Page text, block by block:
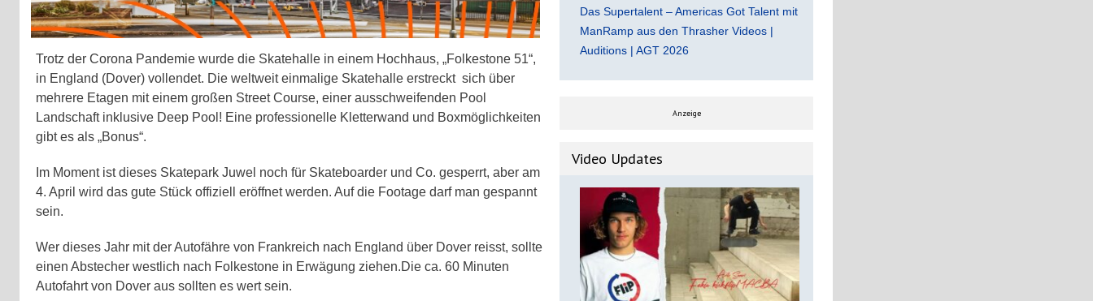
Trotz der Corona Pandemie wurde die Skatehalle in einem Hochhaus, „Folkestone 51“,
in England (Dover) vollendet. Die weltweit einmalige Skatehalle erstreckt sich über
mehrere Etagen mit einem großen Street Course, einer ausschweifenden Pool
Landschaft inklusive Deep Pool! Eine professionelle Kletterwand und Boxmöglichkeiten
gibt es als „Bonus“.
Im Moment ist dieses Skatepark Juwel noch für Skateboarder und Co. gesperrt, aber am
4. April wird das gute Stück offiziell eröffnet werden. Auf die Footage darf man gespannt
sein.
Wer dieses Jahr mit der Autofähre von Frankreich nach England über Dover reisst, sollte
einen Abstecher westlich nach Folkestone in Erwägung ziehen.Die ca. 60 Minuten
Autofahrt von Dover aus sollten es wert sein.
Das Supertalent – Americas Got Talent mit
ManRamp aus den Thrasher Videos |
Auditions | AGT 2026
Anzeige
Video Updates